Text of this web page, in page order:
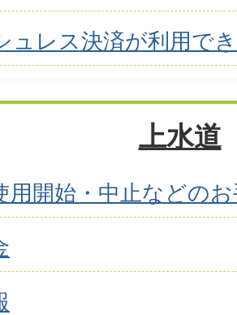
ュレス決済が利用で
上水道
用開始・中止などの